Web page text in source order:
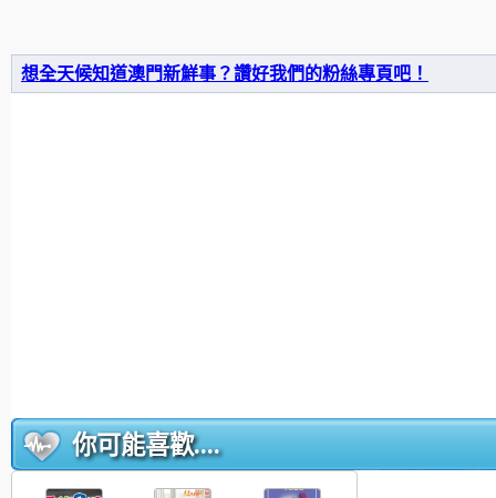
想全天候知道澳門新鮮事？讚好我們的粉絲專頁吧！
你可能喜歡....